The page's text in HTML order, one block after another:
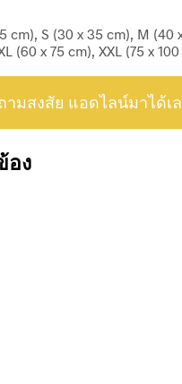
cm), S (30 x 35 cm), M (40
(60 x 75 cm), XXL (75 x
ามสงสัย แอดไลน์มาได้เ
อง